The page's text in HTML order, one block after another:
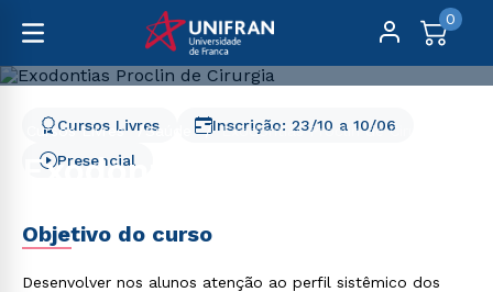
0
Cursos Livres Saúde Exodontias Proclin de Cirurgia
Exodontias Proclin de
Cursos Livres
Presencial
Inscrição: 23/10 a 10/06
Objetivo do curso
Desenvolver nos alunos atenção ao perfil sistêmico dos